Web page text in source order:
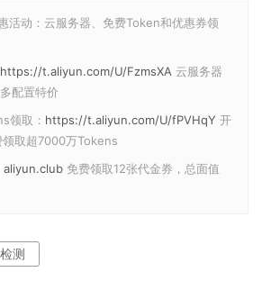
活动：云服务器、免费Token和优惠券领
https://t.aliyun.com/U/FzmsXA 云服务器
配置特价
取： https://t.aliyun.com/U/fPVHqY 开
取超7000万Tokens
aliyun.club 免费领取12张代金券，总面值
测